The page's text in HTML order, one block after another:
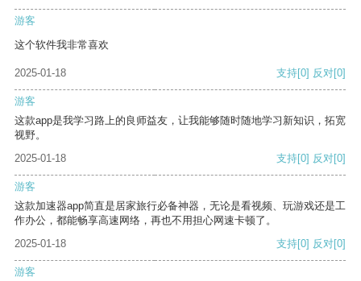
游客
这个软件我非常喜欢
2025-01-18 支持[0] 反对[0]
游客
这款app是我学习路上的良师益友，让我能够随时随地学习新知识，拓宽
视野。
2025-01-18
支持[0] 反对[0]
游客
这款加速器app简直是居家旅行必备神器，无论是看视频、玩游戏还是工
作办公，都能畅享高速网络，再也不用担心网速卡顿了。
2025-01-18
支持[0] 反对[0]
游客